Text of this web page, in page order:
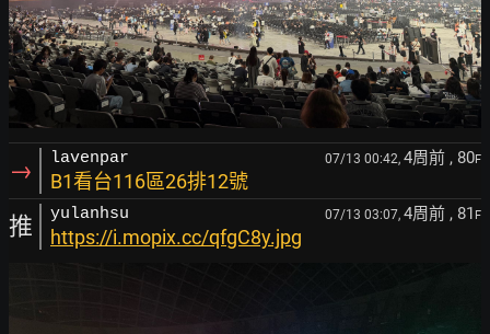
→ lavenpar 07/13 00:42, 4周前 , 80F
B1看台116區26排12號
推 yulanhsu 07/13 03:07, 4周前 , 81 F
https://i.mopix.cc/qfgC8y.jpg